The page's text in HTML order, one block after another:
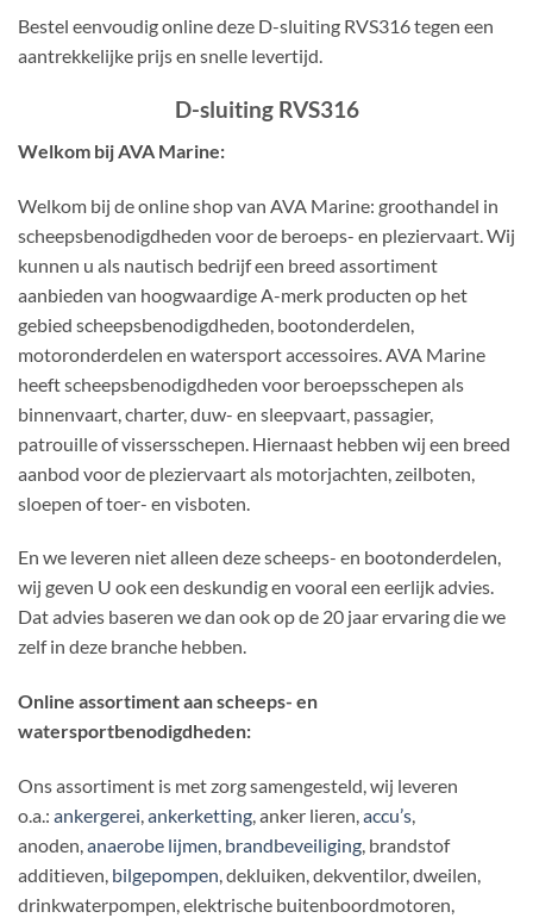
Bestel eenvoudig online deze D-sluiting RVS316 tegen een
aantrekkelijke prijs en snelle levertijd.
D-sluiting RVS316
Welkom bij AVA Marine:
Welkom bij de online shop van AVA Marine: groothandel in
scheepsbenodigdheden voor de beroeps- en pleziervaart. Wij
kunnen u als nautisch bedrijf een breed assortiment
aanbieden van hoogwaardige A-merk producten op het
gebied scheepsbenodigdheden, bootonderdelen,
motoronderdelen en watersport accessoires. AVA Marine
heeft scheepsbenodigdheden voor beroepsschepen als
binnenvaart, charter, duw- en sleepvaart, passagier,
patrouille of vissersschepen. Hiernaast hebben wij een breed
aanbod voor de pleziervaart als motorjachten, zeilboten,
sloepen of toer- en visboten.
En we leveren niet alleen deze scheeps- en bootonderdelen,
wij geven U ook een deskundig en vooral een eerlijk advies.
Dat advies baseren we dan ook op de 20 jaar ervaring die we
zelf in deze branche hebben.
Online assortiment aan scheeps- en
watersportbenodigdheden:
Ons assortiment is met zorg samengesteld, wij leveren
o.a.: ankergerei,ankerketting, anker lieren,accu’s,
anoden,anaerobe lijmen, brandbeveiliging, brandstof
additieven, bilgepompen, dekluiken, dekventilor, dweilen,
drinkwaterpompen, elektrische buitenboordmotoren,